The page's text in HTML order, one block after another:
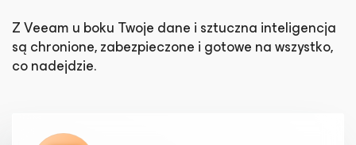
Z Veeam u boku Twoje dane i sztuczna inteligencja
są chronione, zabezpieczone i gotowe na wszystko,
co nadejdzie.